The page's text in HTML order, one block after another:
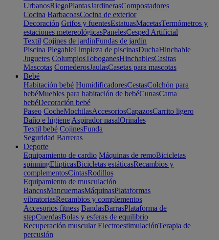
UrbanosRiegoPlantasJardinerasCompostadores
Cocina BarbacoasCocina de exterior
Decoración Grifos y fuentesEstatuasMacetasTermómetros y
estaciones metereológicasPanelesCesped Artificial
Textil Cojines de jardínFundas de jardín
Piscina PlegableLimpieza de piscinasDuchaHinchable
Juguetes ColumpiosToboganesHinchablesCasitas
Mascotas ComederosJaulasCasetas para mascotas
Bebé
Habitación bebé HumidificadoresCestasColchón para
bebéMuebles para habitación de bebéCunasCama
bebéDecoración bebé
Paseo CocheMochilasAccesoriosCapazosCarrito ligero
Baño e higiene Aspirador nasalOrinales
Textil bebé CojinesFunda
Seguridad Barreras
Deporte
Equipamiento de cardio Máquinas de remoBicicletas
spinningElípticasBicicletas estáticasRecambios y
complementosCintasRodillos
Equipamiento de musculación
BancosMancuernasMáquinasPlataformas
vibratoriasRecambios y complementos
Accesorios fitness BandasBarrasPlataforma de
stepCuerdasBolas y esferas de equilibrio
Recuperación muscular ElectroestimulaciónTerapia de
percusión